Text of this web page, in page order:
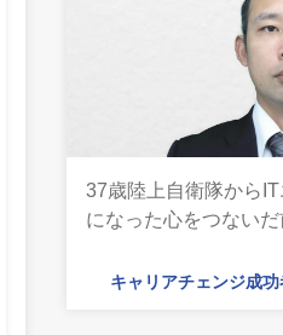
37歳陸上自衛隊から
になった心をつない
キャリアチェンジ成